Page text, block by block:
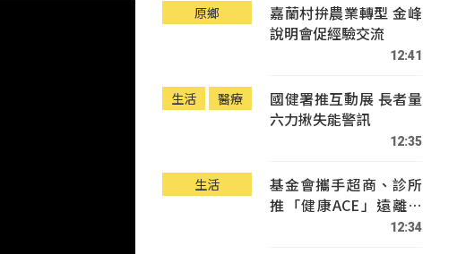
原鄉
嘉蘭村拚農業轉型 金峰
說明會促經驗交流
12:41
生活 醫療
國健署推互動展 長者量
六力揪失能警訊
12:35
生活
基金會攜手超商、診所
推「健康ACE」遠離疾
12:34